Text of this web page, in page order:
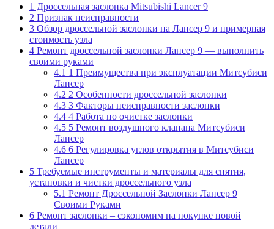
1 Дроссельная заслонка Mitsubishi Lancer 9
2 Признак неисправности
3 Обзор дроссельной заслонки на Лансер 9 и примерная
стоимость узла
4 Ремонт дроссельной заслонки Лансер 9 — выполнить
своими руками
4.1 1 Преимущества при эксплуатации Митсубиси
Лансер
4.2 2 Особенности дроссельной заслонки
4.3 3 Факторы неисправности заслонки
4.4 4 Работа по очистке заслонки
4.5 5 Ремонт воздушного клапана Митсубиси
Лансер
4.6 6 Регулировка углов открытия в Митсубиси
Лансер
5 Требуемые инструменты и материалы для снятия,
установки и чистки дроссельного узла
5.1 Ремонт Дроссельной Заслонки Лансер 9
Своими Руками
6 Ремонт заслонки – сэкономим на покупке новой
детали